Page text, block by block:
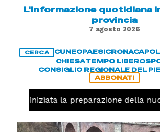
L'informazione quotidiana
provincia
7 agosto 2026
CERCA CUNEOPAESICRONACA
CHIESATEMPO LIBERO
CONSIGLIO REGIONALE DEL
ABBONATI
iniziata la preparazione della